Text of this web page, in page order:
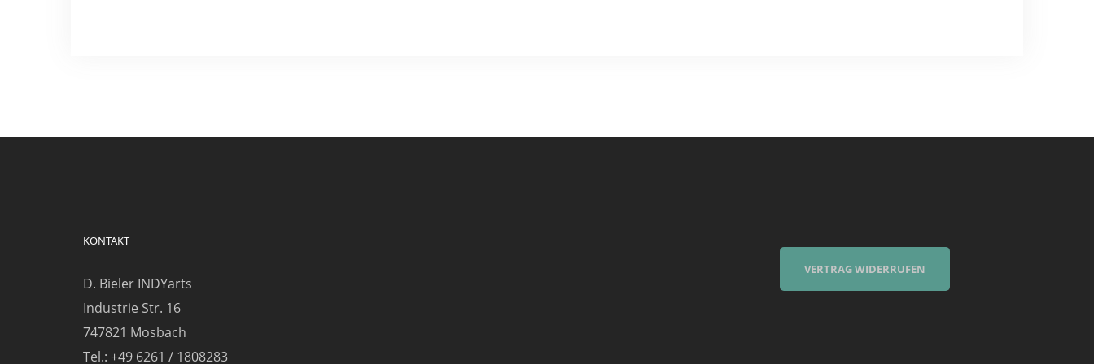
KONTAKT
D. Bieler INDYarts
Industrie Str. 16
747821 Mosbach
Tel.: +49 6261 / 1808283
VERTRAG WIDERRUFEN